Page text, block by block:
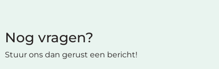
Nog vragen?
Stuur ons dan gerust een bericht!